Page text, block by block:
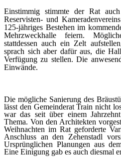
Einstimmig stimmte der Rat
Reservisten- und
125-jähriges Bestehen im
Mehrzweckhalle feiern.
stattdessen auch ein Zelt
sprach sich aber dafür aus, die
Verfügung zu stellen. Die
Einwände.
Die mögliche Sanierung des
lässt den Gemeinderat Train nicht
war das seit über einem
Thema. Von den Architekten
Weihnachten im Rat geforderte
Anschluss an den Zehenstadl
Ursprünglichen Planungen aus
Eine Einigung gab es auch diesmal